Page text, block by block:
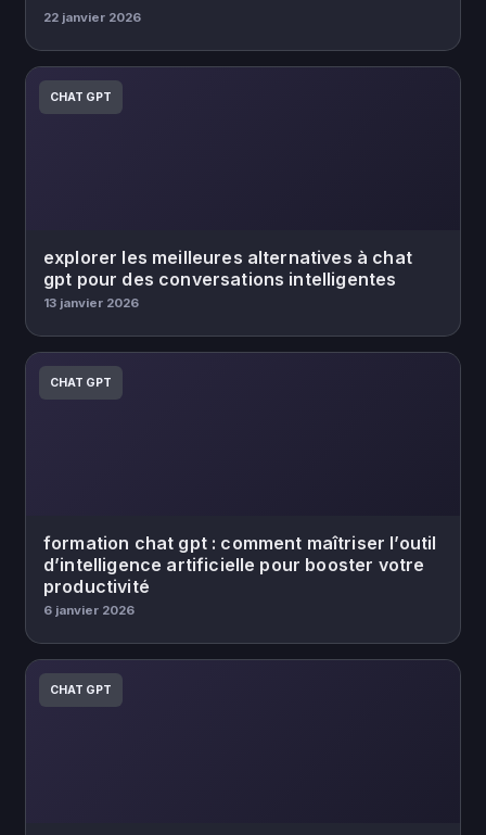
22 janvier 2026
CHAT GPT
explorer les meilleures alternatives à chat
gpt pour des conversations intelligentes
13 janvier 2026
CHAT GPT
formation chat gpt : comment maîtriser l’outil
d’intelligence artificielle pour booster votre
productivité
6 janvier 2026
CHAT GPT